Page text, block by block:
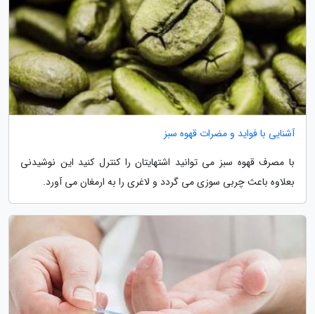
آشنایی با فواید و مضرات قهوه سبز
با مصرف قهوه سبز می توانید اشتهایتان را کنترل کنید این نوشیدنی
بعلاوه باعث چربی سوزی می گردد و لاغری را به ارمغان می آورد.